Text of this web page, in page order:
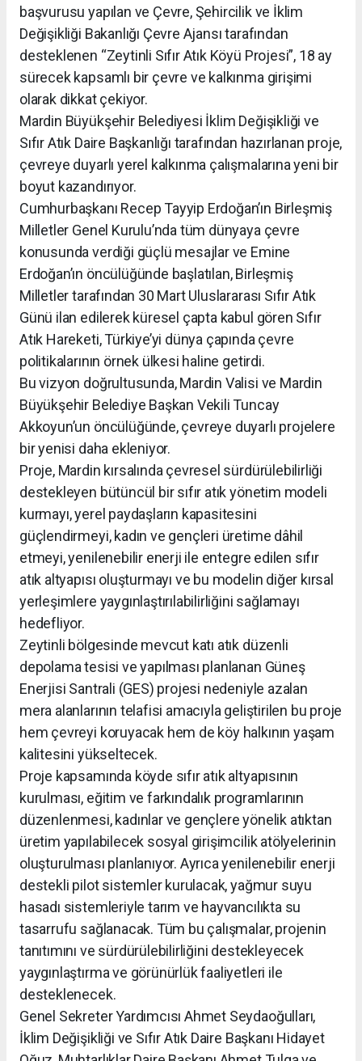
başvurusu yapılan ve Çevre, Şehircilik ve İklim
Değişikliği Bakanlığı Çevre Ajansı tarafından
desteklenen “Zeytinli Sıfır Atık Köyü Projesi”, 18 ay
sürecek kapsamlı bir çevre ve kalkınma girişimi
olarak dikkat çekiyor.
Mardin Büyükşehir Belediyesi İklim Değişikliği ve
Sıfır Atık Daire Başkanlığı tarafından hazırlanan proje,
çevreye duyarlı yerel kalkınma çalışmalarına yeni bir
boyut kazandırıyor.
Cumhurbaşkanı Recep Tayyip Erdoğan’ın Birleşmiş
Milletler Genel Kurulu’nda tüm dünyaya çevre
konusunda verdiği güçlü mesajlar ve Emine
Erdoğan’ın öncülüğünde başlatılan, Birleşmiş
Milletler tarafından 30 Mart Uluslararası Sıfır Atık
Günü ilan edilerek küresel çapta kabul gören Sıfır
Atık Hareketi, Türkiye’yi dünya çapında çevre
politikalarının örnek ülkesi haline getirdi.
Bu vizyon doğrultusunda, Mardin Valisi ve Mardin
Büyükşehir Belediye Başkan Vekili Tuncay
Akkoyun’un öncülüğünde, çevreye duyarlı projelere
bir yenisi daha ekleniyor.
Proje, Mardin kırsalında çevresel sürdürülebilirliği
destekleyen bütüncül bir sıfır atık yönetim modeli
kurmayı, yerel paydaşların kapasitesini
güçlendirmeyi, kadın ve gençleri üretime dâhil
etmeyi, yenilenebilir enerji ile entegre edilen sıfır
atık altyapısı oluşturmayı ve bu modelin diğer kırsal
yerleşimlere yaygınlaştırılabilirliğini sağlamayı
hedefliyor.
Zeytinli bölgesinde mevcut katı atık düzenli
depolama tesisi ve yapılması planlanan Güneş
Enerjisi Santrali (GES) projesi nedeniyle azalan
mera alanlarının telafisi amacıyla geliştirilen bu proje
hem çevreyi koruyacak hem de köy halkının yaşam
kalitesini yükseltecek.
Proje kapsamında köyde sıfır atık altyapısının
kurulması, eğitim ve farkındalık programlarının
düzenlenmesi, kadınlar ve gençlere yönelik atıktan
üretim yapılabilecek sosyal girişimcilik atölyelerinin
oluşturulması planlanıyor. Ayrıca yenilenebilir enerji
destekli pilot sistemler kurulacak, yağmur suyu
hasadı sistemleriyle tarım ve hayvancılıkta su
tasarrufu sağlanacak. Tüm bu çalışmalar, projenin
tanıtımını ve sürdürülebilirliğini destekleyecek
yaygınlaştırma ve görünürlük faaliyetleri ile
desteklenecek.
Genel Sekreter Yardımcısı Ahmet Seydaoğulları,
İklim Değişikliği ve Sıfır Atık Daire Başkanı Hidayet